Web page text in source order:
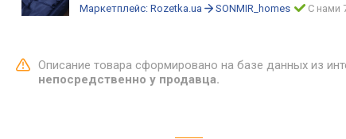
Маркетплейс: Rozetka.ua SONMIR_homes С нами
Описание товара сформировано на базе данных из
непосредственно у продавца.